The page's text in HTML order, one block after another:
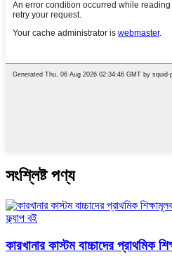
সংশ্লিষ্ট পণ্য
কারখানার কাস্টম বাচ্চাদের প্রাথমিক